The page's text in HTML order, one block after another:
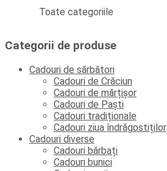
Toate categoriile
Categorii de produse
Cadouri de sărbători
Cadouri de Crăciun
Cadouri de mărțișor
Cadouri de Paști
Cadouri tradiționale
Cadouri ziua îndrăgostiților
Cadouri diverse
Cadouri bărbați
Cadouri bunici